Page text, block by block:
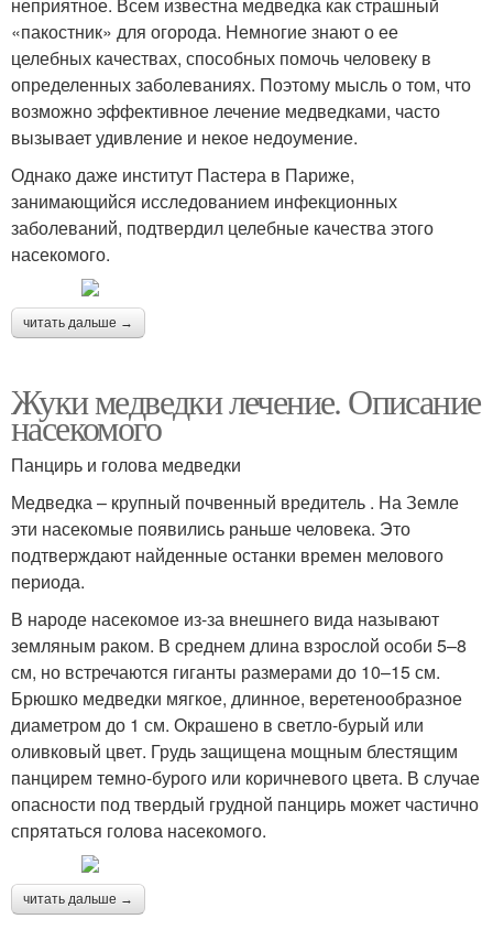
«пакостник» для огорода. Немногие знают о ее
целебных качествах, способных помочь человеку в
определенных заболеваниях. Поэтому мысль о том, что
возможно эффективное лечение медведками, часто
вызывает удивление и некое недоумение.
Однако даже институт Пастера в Париже,
занимающийся исследованием инфекционных
заболеваний, подтвердил целебные качества этого
насекомого.
читать дальше →
Жуки медведки лечение. Описание
насекомого
Панцирь и голова медведки
Медведка – крупный почвенный вредитель . На Земле
эти насекомые появились раньше человека. Это
подтверждают найденные останки времен мелового
периода.
В народе насекомое из-за внешнего вида называют
земляным раком. В среднем длина взрослой особи 5–8
см, но встречаются гиганты размерами до 10–15 см.
Брюшко медведки мягкое, длинное, веретенообразное
диаметром до 1 см. Окрашено в светло-бурый или
оливковый цвет. Грудь защищена мощным блестящим
панцирем темно-бурого или коричневого цвета. В случае
опасности под твердый грудной панцирь может частично
спрятаться голова насекомого.
читать дальше →